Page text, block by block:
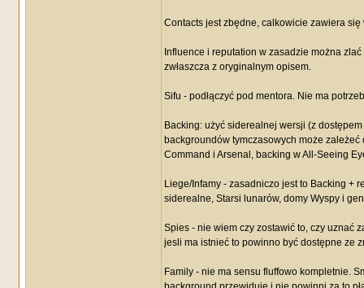
Contacts jest zbędne, calkowicie zawiera
Influence i reputation w zasadzie można
zwłaszcza z oryginalnym opisem.
Sifu - podłączyć pod mentora. Nie ma
Backing: użyć siderealnej wersji (z
backgroundów tymczasowych może
Command i Arsenal, backing w All-Seeing
Liege/Infamy - zasadniczo jest to Backing +
siderealne, Starsi lunarów, domy Wyspy i
Spies - nie wiem czy zostawić to, czy uznać
jesli ma istnieć to powinno być dostępne ze
Family - nie ma sensu fluffowo kompletnie.